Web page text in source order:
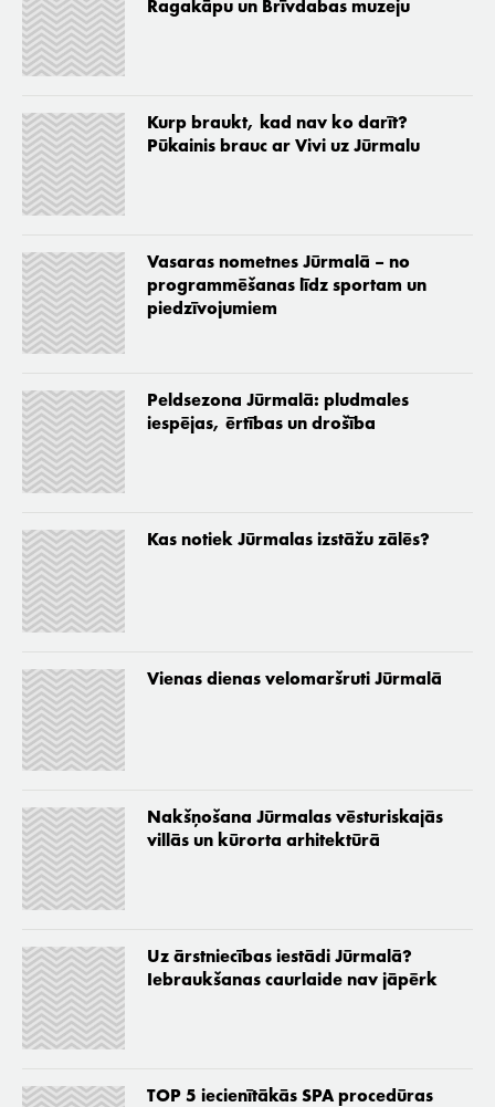
Ragakāpu un Brīvdabas muzeju
Kurp braukt, kad nav ko darīt?
Pūkainis brauc ar Vivi uz Jūrmalu
Vasaras nometnes Jūrmalā – no
programmēšanas līdz sportam un
piedzīvojumiem
Peldsezona Jūrmalā: pludmales
iespējas, ērtības un drošība
Kas notiek Jūrmalas izstāžu zālēs?
Vienas dienas velomaršruti Jūrmalā
Nakšņošana Jūrmalas vēsturiskajās
villās un kūrorta arhitektūrā
Uz ārstniecības iestādi Jūrmalā?
Iebraukšanas caurlaide nav jāpērk
TOP 5 iecienītākās SPA procedūras